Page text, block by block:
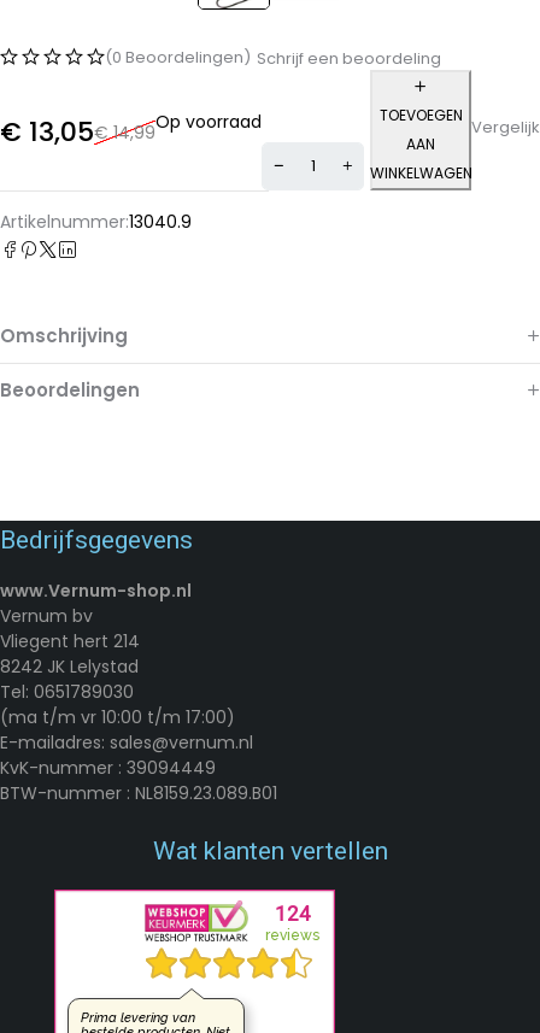
(0 Beoordelingen) Schrijf een beoordeling
€14,99
€ 13,05 Op voorraad
TOEVOEGEN
AAN
WINKELWAGEN
Vergelijk
Artikelnummer:13040.9
Omschrijving
Beoordelingen
Bedrijfsgegevens
www.Vernum-shop.nl
Vernum bv
Vliegent hert 214
8242 JK Lelystad
Tel: 0651789030
(ma t/m vr 10:00 t/m 17:00)
E-mailadres: sales@vernum.nl
KvK-nummer : 39094449
BTW-nummer : NL8159.23.089.B01
Wat klanten vertellen